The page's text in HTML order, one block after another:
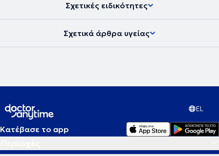
Σχετικές ειδικότητες
Σχετικά άρθρα υγείας
EL
Κατέβασε το app